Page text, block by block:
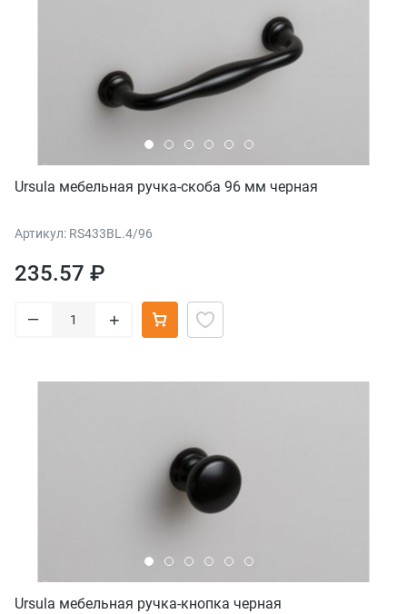
Ursula мебельная ручка-скоба 96 мм черная
Артикул: RS433BL.4/96
235.57 ₽
– +
Ursula мебельная ручка-кнопка черная